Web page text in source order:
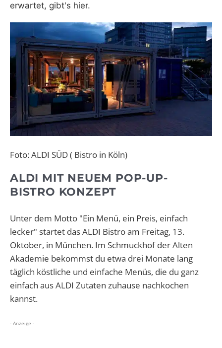
erwartet, gibt's hier.
Foto: ALDI SÜD ( Bistro in Köln)
ALDI MIT NEUEM POP-UP-
BISTRO KONZEPT
Unter dem Motto "Ein Menü, ein Preis, einfach
lecker" startet das ALDI Bistro am Freitag, 13.
Oktober, in München. Im Schmuckhof der Alten
Akademie bekommst du etwa drei Monate lang
täglich köstliche und einfache Menüs, die du ganz
einfach aus ALDI Zutaten zuhause nachkochen
kannst.
- Anzeige -